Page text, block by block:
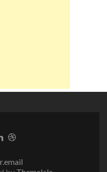
Dribble-